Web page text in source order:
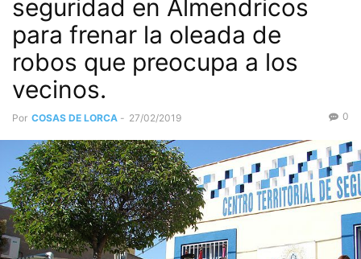
seguridad en Almendricos
para frenar la oleada de
robos que preocupa a los
vecinos.
Por COSAS DE LORCA - 27/02/2019 0